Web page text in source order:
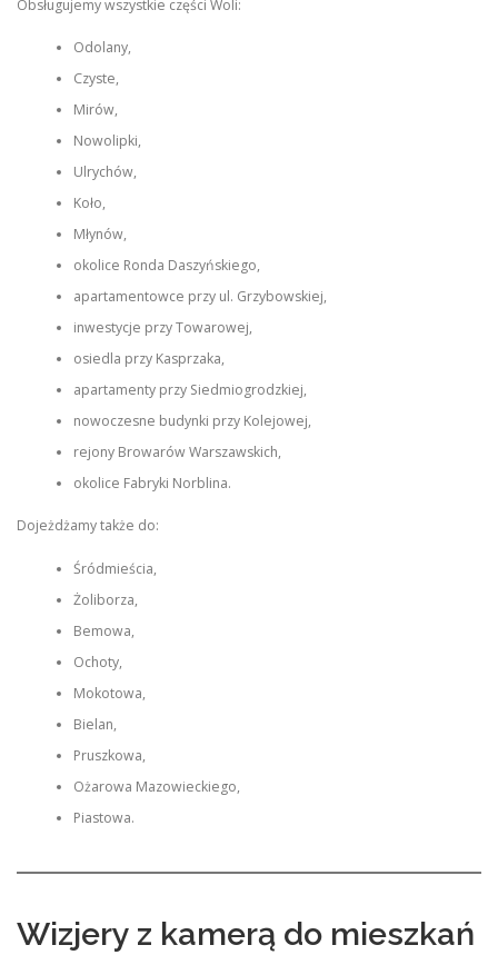
Obsługujemy wszystkie części Woli:
Odolany,
Czyste,
Mirów,
Nowolipki,
Ulrychów,
Koło,
Młynów,
okolice Ronda Daszyńskiego,
apartamentowce przy ul. Grzybowskiej,
inwestycje przy Towarowej,
osiedla przy Kasprzaka,
apartamenty przy Siedmiogrodzkiej,
nowoczesne budynki przy Kolejowej,
rejony Browarów Warszawskich,
okolice Fabryki Norblina.
Dojeżdżamy także do:
Śródmieścia,
Żoliborza,
Bemowa,
Ochoty,
Mokotowa,
Bielan,
Pruszkowa,
Ożarowa Mazowieckiego,
Piastowa.
Wizjery z kamerą do mieszkań